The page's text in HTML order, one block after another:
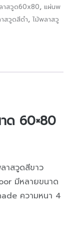
าสวูด60x80, แผ่นพ
สวูดสีดำ, ไม้พลาสวู
ด 60×80
าสวูดสีขาว
มีหลายขนาด
ความหนา 4